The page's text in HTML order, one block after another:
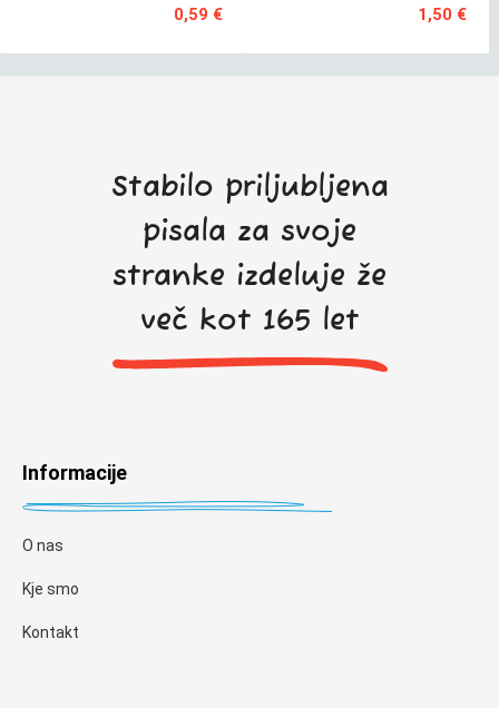
0,59 € 1,50 €
Stabilo priljubljena
pisala za svoje
stranke izdeluje že
več kot 165 let
Informacije
O nas
Kje smo
Kontakt